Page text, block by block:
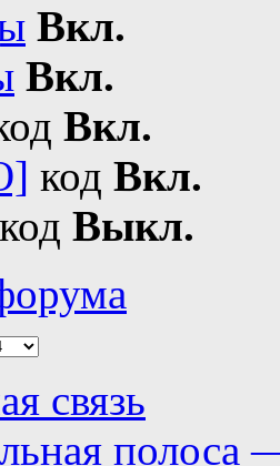
Вкл.
Вкл.
Вкл.
код Вкл.
Выкл.
связь
полоса